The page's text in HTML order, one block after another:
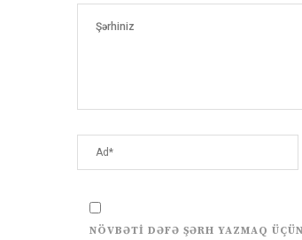
NÖVBƏTI DƏFƏ ŞƏRH YAZMAQ